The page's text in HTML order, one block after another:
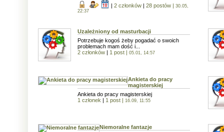
| 2 członków | 28 postów | 30.05,
22:37
Uzależniony od masturbacji
Potrzebuje kogoś żeby pogadać o swoich
problemach mam dość i...
2 członków | 1 post | 05.01, 14:57
Ankieta do pracy
magisterskiej
Ankieta do pracy magisterskiej
1 członek | 1 post | 16.09, 11:55
Niemoralne fantazje